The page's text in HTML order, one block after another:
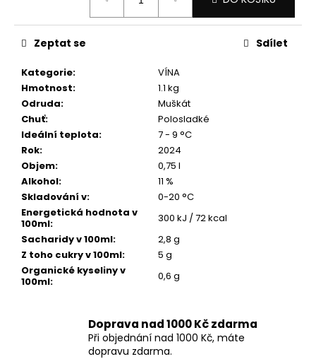
Kategorie:
VÍNA
Hmotnost:
1.1 kg
Odruda:
Muškát
Chuť:
Polosladké
Ideální teplota:
7 - 9 °C
Rok:
2024
Objem:
0,75 l
Alkohol:
11 %
Skladování v:
0-20 °C
Energetická hodnota v
100ml:
300 kJ / 72 kcal
Sacharidy v 100ml:
2,8 g
Z toho cukry v 100ml:
5 g
Organické kyseliny v
100ml: 0,6 g
Zeptat se Sdílet
Doprava nad 1000 Kč zdarma
Při objednání nad 1000 Kč, máte
dopravu zdarma.
u
m
e
ZÁVIŠKA
ESPOSITO
CUVÉE
E+L.
2022
BARRIQUE
SUCHÉ
0,75
ČERVENÉ
299